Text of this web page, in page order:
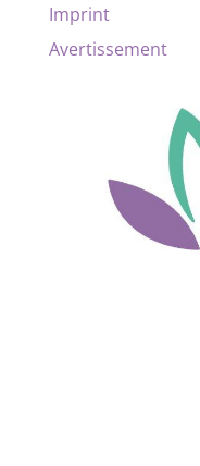
Imprint
Avertissement